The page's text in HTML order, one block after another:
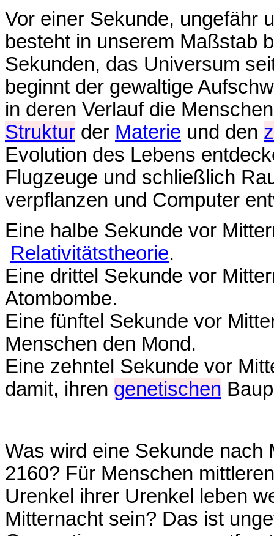
Vor einer Sekunde, ungefähr
besteht in unserem Maßstab
Sekunden, das Universum
beginnt der gewaltige
in deren Verlauf die
Struktur der Materie und den
Evolution des Lebens
Flugzeuge und schließlich
verpflanzen und Computer
Eine halbe Sekunde vor
Relativitätstheorie.
Eine drittel Sekunde vor
Atombombe.
Eine fünftel Sekunde vor
Menschen den Mond.
Eine zehntel Sekunde vor
damit, ihren genetischen
Was wird eine Sekunde nach
2160? Für Menschen
Urenkel ihrer Urenkel leben
Mitternacht sein? Das ist